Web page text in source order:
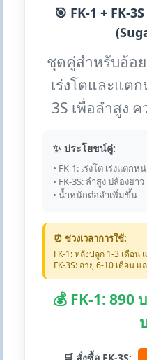
🎯 FK-1 + FK-
ชุดคู่สำหรับอ้อย
เร่งโตและแต
3S เพื่อลำสูง
✨ ประโยชน์คู่:
• FK-1: เร่งโต เร่งแตก
• FK-3S: ลำสูง ปล้องยา
• น้ำหนักต่อลำเพิ่มขึ้น
⏰ ช่วงเวลาการใช้:
FK-1: หลังปลูก 1-3 เดือน
FK-3S: อายุ 6-10 เดือน
💰 FK-1: 890